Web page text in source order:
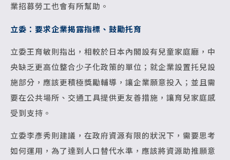
業招募勞工也會有所幫助。
立委：要求企業揭露指標、鼓勵托育
立委王育敏則指出，相較於日本內閣設有兒童家庭廳，中
央缺乏更高位整合少子化政策的單位；就企業設置托兒設
施部分，應該更積極獎勵輔導，讓企業願意投入；並且需
要在公共場所、交通工具提供更友善措施，讓育兒家庭感
受到支持。
立委李彥秀則建議，在政府資源有限的狀況下，需要思考
如何運用，為了達到人口替代水準，應該將資源助推願意